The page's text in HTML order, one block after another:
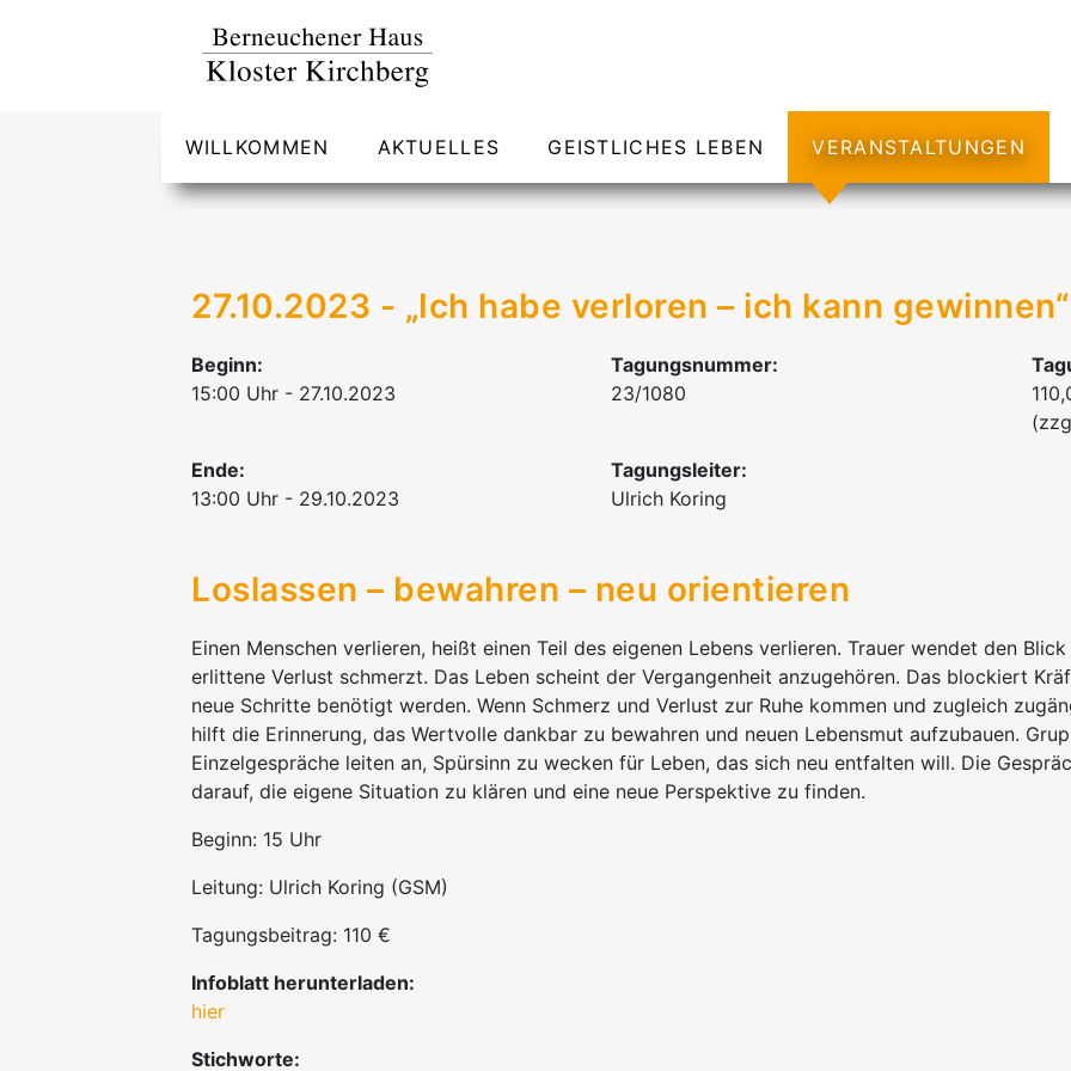
WILLKOMMEN AKTUELLES GEISTLICHES LEBEN VERANSTALTUNGEN
27.10.2023 - „Ich habe verloren – ich kann
Beginn:
15:00 Uhr - 27.10.2023
Tagungsnummer:
23/1080
Ende:
13:00 Uhr - 29.10.2023
Tagungsleiter:
Ulrich Koring
Loslassen – bewahren – neu orientieren
Einen Menschen verlieren, heißt einen Teil des eigenen Lebens verlieren. Trauer wendet den
erlittene Verlust schmerzt. Das Leben scheint der Vergangenheit anzugehören. Das blockiert
neue Schritte benötigt werden. Wenn Schmerz und Verlust zur Ruhe kommen und zugleich
hilft die Erinnerung, das Wertvolle dankbar zu bewahren und neuen Lebensmut aufzubauen.
Einzelgespräche leiten an, Spürsinn zu wecken für Leben, das sich neu entfalten will. Die
darauf, die eigene Situation zu klären und eine neue Perspektive zu finden.
Beginn: 15 Uhr
Leitung: Ulrich Koring (GSM)
Tagungsbeitrag: 110 €
Infoblatt herunterladen:
hier
Stichworte: